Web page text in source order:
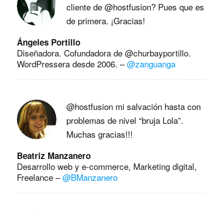
cliente de @hostfusion? Pues que es
de primera. ¡Gracias!
Ángeles Portillo
Diseñadora. Cofundadora de @churbayportillo.
WordPressera desde 2006. – @zanguanga
@hostfusion mi salvación hasta con
problemas de nivel “bruja Lola”.
Muchas gracias!!!
Beatriz Manzanero
Desarrollo web y e-commerce, Marketing digital,
Freelance – @BManzanero